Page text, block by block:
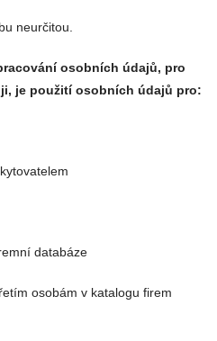
neurčitou.
osobních údajů, pro
je použití osobních údajů pro:
databáze
osobám v katalogu firem